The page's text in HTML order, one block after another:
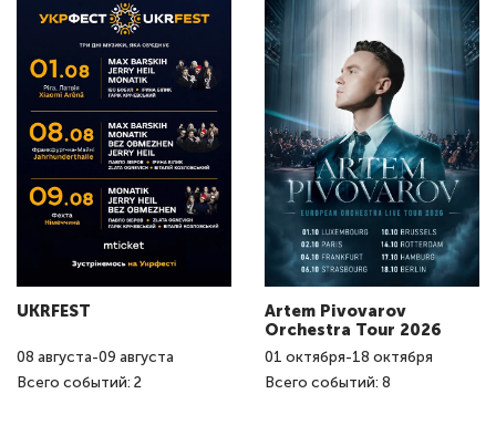
UKRFEST
08 августа-09 августа
Всего событий: 2
Artem Pivovarov
Orchestra Tour 2026
01 октября-18 октября
Всего событий: 8